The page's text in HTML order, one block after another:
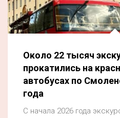
Около 22 тысяч
прокатились на
автобусах по
года
С начала 2026 года